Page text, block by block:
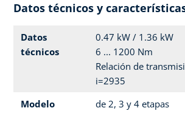
Datos técnicos y
Datos
técnicos
0.47 kW / 1.36 kW
6 ... 1200 Nm
Relación de
i=2935
Modelo
de 2, 3 y 4 etapas